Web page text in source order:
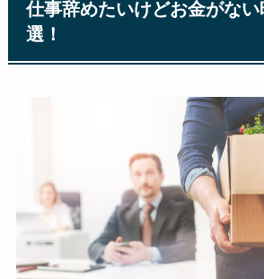
仕事辞めたいけどお金がな
選！